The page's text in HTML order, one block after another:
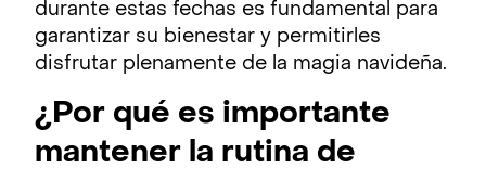
durante estas fechas es fundamental para
garantizar su bienestar y permitirles
disfrutar plenamente de la magia navideña.
¿Por qué es importante
mantener la rutina de